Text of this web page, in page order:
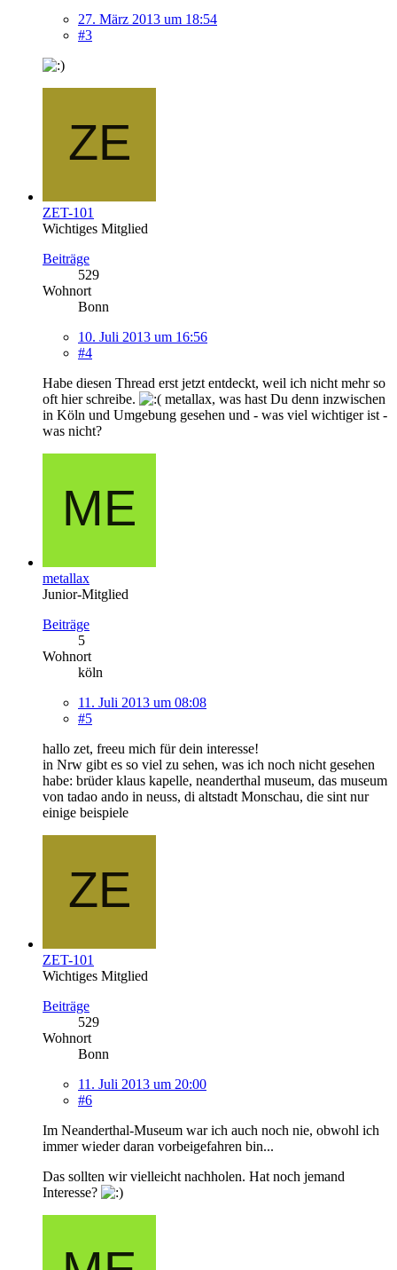
27. März 2013 um 18:54
#3
ZET-101
Wichtiges Mitglied
Beiträge
529
Wohnort
Bonn
10. Juli 2013 um 16:56
#4
Habe diesen Thread erst jetzt entdeckt, weil ich nicht mehr so
oft hier schreibe.
metallax, was hast Du denn inzwischen
in Köln und Umgebung gesehen und - was viel wichtiger ist -
was nicht?
metallax
Junior-Mitglied
Beiträge
5
Wohnort
köln
11. Juli 2013 um 08:08
#5
hallo zet, freeu mich für dein interesse!
in Nrw gibt es so viel zu sehen, was ich noch nicht gesehen
habe: brüder klaus kapelle, neanderthal museum, das museum
von tadao ando in neuss, di altstadt Monschau, die sint nur
einige beispiele
ZET-101
Wichtiges Mitglied
Beiträge
529
Wohnort
Bonn
11. Juli 2013 um 20:00
#6
Im Neanderthal-Museum war ich auch noch nie, obwohl ich
immer wieder daran vorbeigefahren bin...
Das sollten wir vielleicht nachholen. Hat noch jemand
Interesse?